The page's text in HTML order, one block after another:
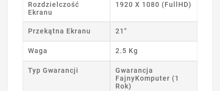
Rozdzielczość
Ekranu
1920 X 1080 (FullHD)
Przekątna Ekranu 21"
Waga 2.5 Kg
Typ Gwarancji
Gwarancja
FajnyKomputer (1
Rok)